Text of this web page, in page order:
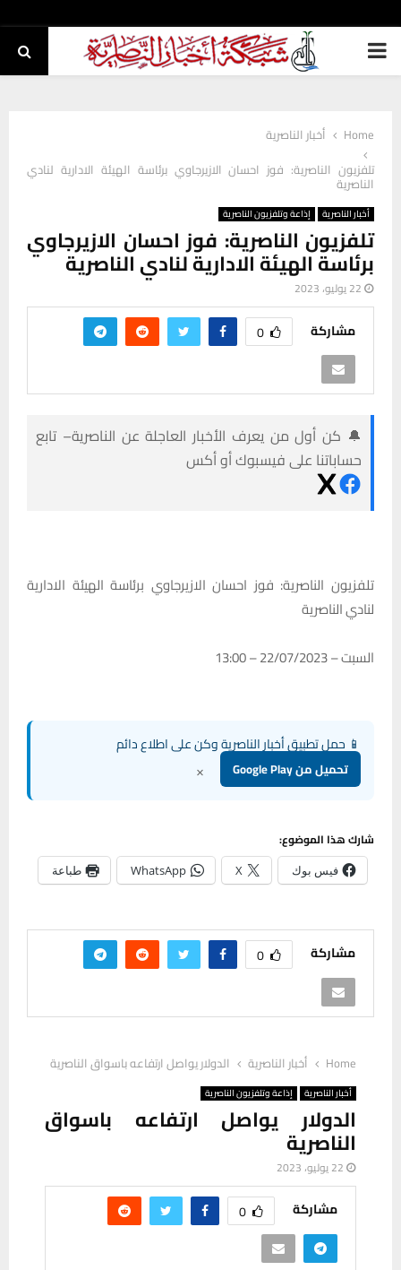
PRIMARY
Home
أخبار الناصرية
تلفزيون الناصرية: فوز احسان الازيرجاوي برئاسة الهيئة الادارية لنادي
الناصرية
أخبار الناصرية إذاعة وتلفزيون الناصرية
تلفزيون الناصرية: فوز احسان الازيرجاوي
برئاسة الهيئة الادارية لنادي الناصرية
22 يوليو، 2023
مشاركة 0
🔔 كن أول من يعرف الأخبار العاجلة عن الناصرية– تابع
حساباتنا على فيسبوك أو أكس
تلفزيون الناصرية: فوز احسان الازيرجاوي برئاسة الهيئة الادارية
لنادي الناصرية
السبت – 22/07/2023 – 13:00
📱 حمل تطبيق أخبار الناصرية وكن على اطلاع دائم
تحميل من Google Play ×
شارك هذا الموضوع:
فيس بوك X
WhatsApp طباعة
مشاركة 0
Home أخبار الناصرية الدولار يواصل ارتفاعه باسواق الناصرية
أخبار الناصرية إذاعة وتلفزيون الناصرية
الدولار يواصل ارتفاعه باسواق
الناصرية
22 يوليو، 2023
مشاركة 0